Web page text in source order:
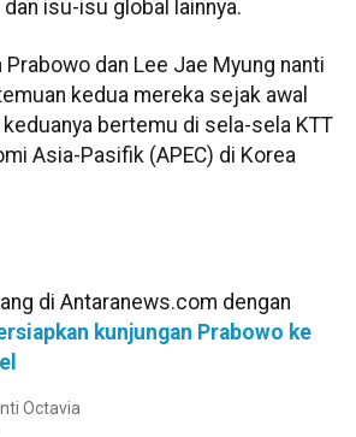
isu-isu global lainnya.
dan Lee Jae Myung nanti
kedua mereka sejak awal
bertemu di sela-sela KTT
Asia-Pasifik (APEC) di Korea
di Antaranews.com dengan
kunjungan Prabowo ke
Octavia